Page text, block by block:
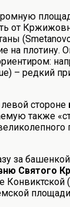
от
на плотину.
– редкий
стороне
также
за
Святого
Конвиктской